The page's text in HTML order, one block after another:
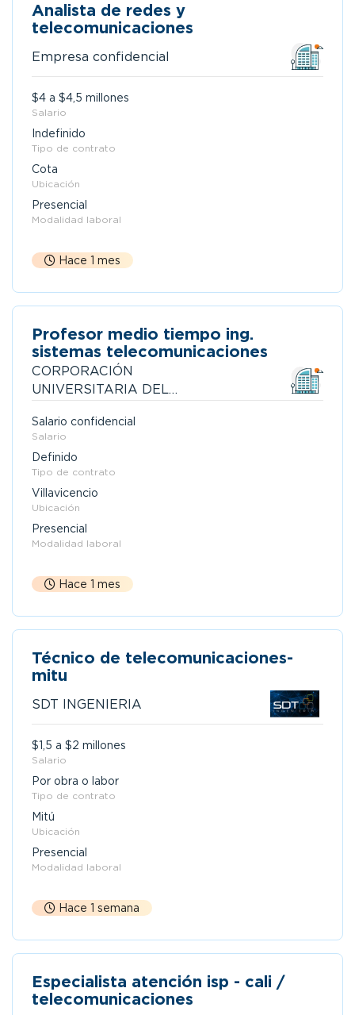
Analista de redes y
telecomunicaciones
Empresa confidencial
$4 a $4,5 millones
Salario
Indefinido
Tipo de contrato
Cota
Ubicación
Presencial
Modalidad laboral
Hace 1 mes
Profesor medio tiempo ing.
sistemas telecomunicaciones
CORPORACIÓN
UNIVERSITARIA DEL
Salario confidencial
Salario
Definido
Tipo de contrato
Villavicencio
Ubicación
Presencial
Modalidad laboral
Hace 1 mes
Técnico de telecomunicaciones-
mitu
SDT INGENIERIA
$1,5 a $2 millones
Salario
Por obra o labor
Tipo de contrato
Mitú
Ubicación
Presencial
Modalidad laboral
Hace 1 semana
Especialista atención isp - cali /
telecomunicaciones